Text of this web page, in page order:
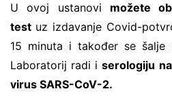
U ovoj ustanovi možete
test uz izdavanje Covid-
15 minuta i također se šalje
Laboratorij radi iserologiju
virus SARS-CoV-2.